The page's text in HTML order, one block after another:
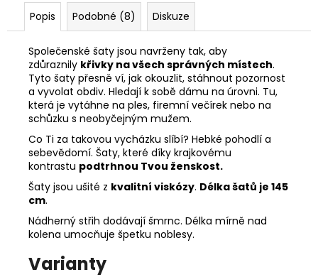
Popis Podobné (8) Diskuze
Společenské šaty jsou navrženy tak, aby
zdůraznily křivky na všech správných místech.
Tyto šaty přesně ví, jak okouzlit, stáhnout pozornost
a vyvolat obdiv. Hledají k sobě dámu na úrovni. Tu,
která je vytáhne na ples, firemní večírek nebo na
schůzku s neobyčejným mužem.
Co Ti za takovou vycházku slíbí? Hebké pohodlí a
sebevědomí. Šaty, které díky krajkovému
kontrastu podtrhnou Tvou ženskost.
Šaty jsou ušité z kvalitní viskózy. Délka šatů je 145
cm.
Nádherný střih dodávají šmrnc. Délka mírně nad
kolena umocňuje špetku noblesy.
Varianty